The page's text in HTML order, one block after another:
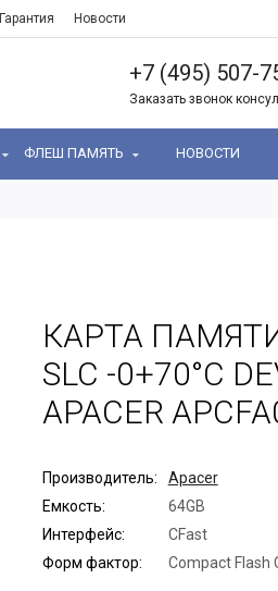
Гарантия Новости
+7 (495) 507-
Заказать звонок
ФЛЕШ ПАМЯТЬ НОВОСТИ
КАРТА ПАМЯТИ
SLC -0+70°C
APACER
Производитель:
Apacer
Емкость:
64GB
Интерфейс:
CFast
Форм фактор:
Compact Flash